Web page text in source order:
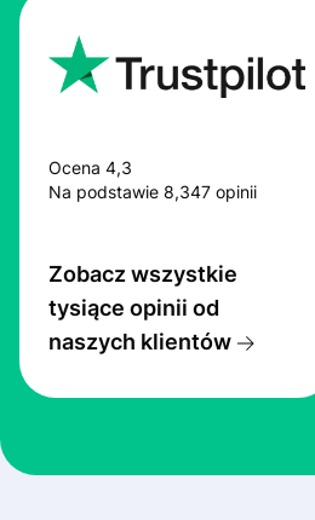
Ocena 4,3
Na podstawie 8,347 opinii
Zobacz wszystkie
tysiące opinii od
naszych klientów